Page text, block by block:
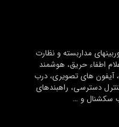
مداربسته و نظارت
اطفاء حریق، هوشمند
آیفون های تصویری، درب
دسترسی، راهبندهای
سکشنال و …